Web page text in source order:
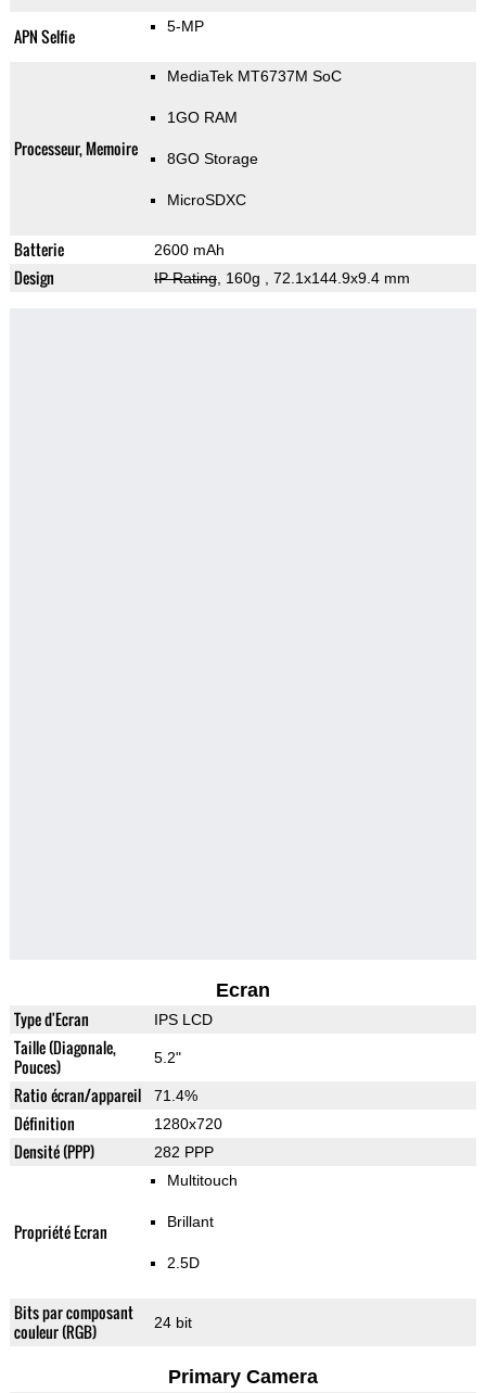
APN Selfie 5-MP
Processeur, Memoire
MediaTek MT6737M SoC
1GO RAM
8GO Storage
MicroSDXC
Batterie 2600 mAh
Design IP Rating, 160g , 72.1x144.9x9.4 mm
Ecran
Type d'Ecran IPS LCD
Taille (Diagonale,
Pouces)
5.2"
Ratio écran/appareil 71.4%
Définition 1280x720
Densité (PPP) 282 PPP
Propriété Ecran
Multitouch
Brillant
2.5D
Bits par composant
couleur (RGB)
24 bit
Primary Camera